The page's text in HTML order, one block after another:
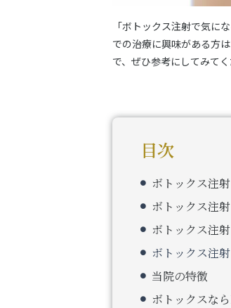
「ボトックス注射で気に
での治療に興味がある方
で、ぜひ参考にしてみてく
目次
ボトックス注
ボトックス注
ボトックス注
ボトックス注
当院の特徴
ボトックスな